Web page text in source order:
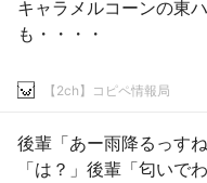
キャラメルコーンの東
も・・・・
【2ch】コピペ情報局
後輩「あー雨降るっす
「は？」後輩「匂いで